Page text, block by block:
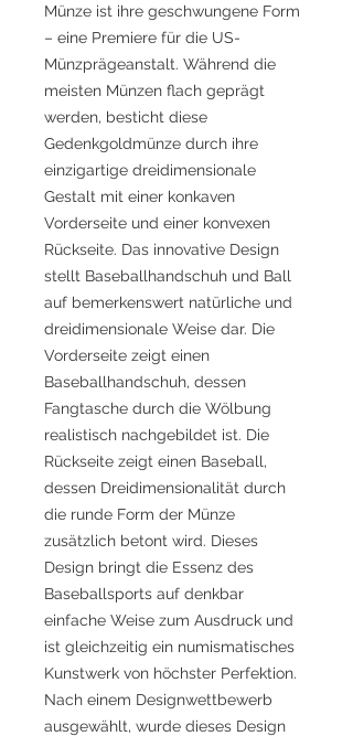
Münze ist ihre geschwungene Form
– eine Premiere für die US-
Münzprägeanstalt. Während die
meisten Münzen flach geprägt
werden, besticht diese
Gedenkgoldmünze durch ihre
einzigartige dreidimensionale
Gestalt mit einer konkaven
Vorderseite und einer konvexen
Rückseite. Das innovative Design
stellt Baseballhandschuh und Ball
auf bemerkenswert natürliche und
dreidimensionale Weise dar. Die
Vorderseite zeigt einen
Baseballhandschuh, dessen
Fangtasche durch die Wölbung
realistisch nachgebildet ist. Die
Rückseite zeigt einen Baseball,
dessen Dreidimensionalität durch
die runde Form der Münze
zusätzlich betont wird. Dieses
Design bringt die Essenz des
Baseballsports auf denkbar
einfache Weise zum Ausdruck und
ist gleichzeitig ein numismatisches
Kunstwerk von höchster Perfektion.
Nach einem Designwettbewerb
ausgewählt, wurde dieses Design